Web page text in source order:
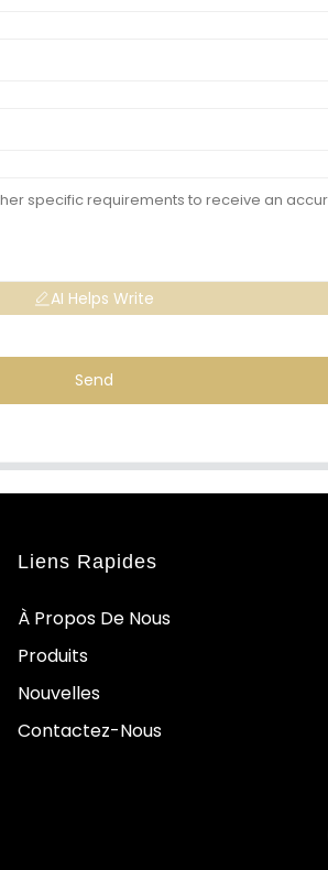
AI Helps Write
Send
Liens Rapides
À Propos De Nous
Produits
Nouvelles
Contactez-Nous